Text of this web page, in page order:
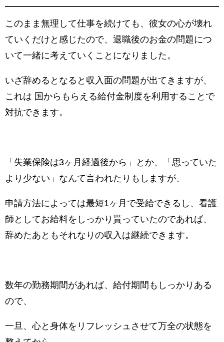
このまま無理して仕事を続けても、彼女の心が壊れ
ていくだけと感じたので、退職後のお金の問題につ
いて一緒に考えていくことになりました。
いざ辞めるとなると収入面の問題が出てきますが、
これは 国からもらえる給付金制度を利用することで
対抗できます。
「失業保険は3ヶ月経過後から」とか、「思っていた
より少ない」なんて言われたりもしますが、
申請方法によっては最短1ヶ月で受給できるし、看護
師としてお給料をしっかり貰っていたのであれば、
辞めたあともそれなりの収入は継続できます。
数年の勤務期間があれば、給付期間もしっかりある
ので、
一旦、心と身体をリフレッシュさせて万全の状態を